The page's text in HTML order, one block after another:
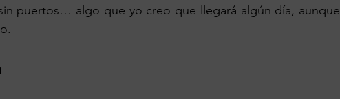
puertos… algo que yo creo que llegará algún día, aunque